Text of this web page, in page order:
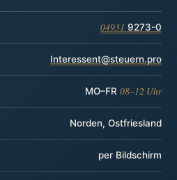
04931 9273-0
Interessent@steuern.pro
MO–FR 08–12 Uhr
Norden, Ostfriesland
per Bildschirm